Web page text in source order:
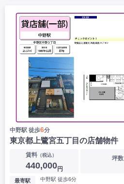
中野駅 徒歩6分
東京都上鷺宮五丁目の店舗物件
賃料（税込）
440,000円
坪数
最寄駅 中野駅 徒歩6分